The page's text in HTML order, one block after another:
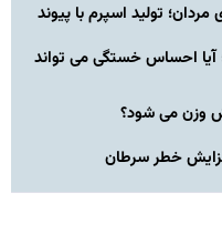
تولید اسپرم با پیوند
آیا احساس خستگی می تواند
وزن می شود؟
خطر سرطان